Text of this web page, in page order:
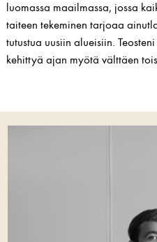
luomassa maailmassa, jossa
taiteen tekeminen tarjoaa
tutustua uusiin alueisiin.
kehittyä ajan myötä välttäen